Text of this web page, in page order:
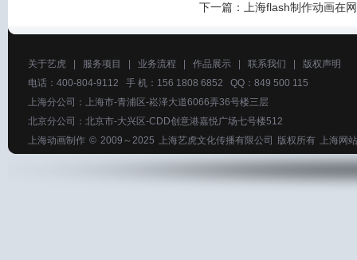
下一篇：
上海flash制作动画在
关于艺虎 服务项目 业务流程 作品展示 联系我们
版权声明
电话：400-804-9112 手 机：156 1808 6852 QQ：849 500 115
上海分公司：上海市-青浦区-崧泽大道6066弄36号楼三层
北京分公司：北京市-大兴区-CDD创意港嘉悦广场七号楼512
上海动画制作 © 2009～2025 上海艺虎文化传播有限公司 版权所有 上海网